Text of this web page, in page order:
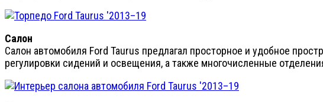
Салон
Салон автомобиля Ford Taurus предлагал просторное и удобное
регулировки сидений и освещения, а также многочисленные